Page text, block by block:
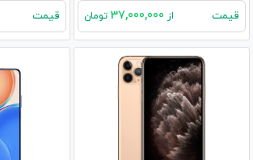
قیمت از تومان قیمت